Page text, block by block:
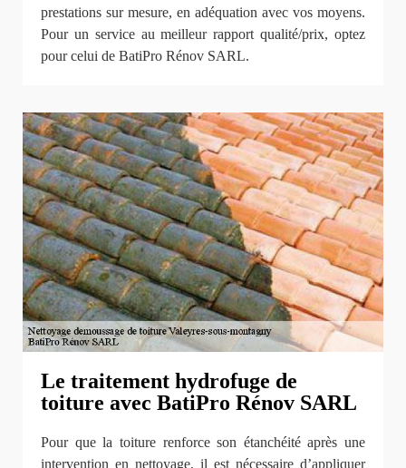
prestations sur mesure, en adéquation avec vos moyens.
Pour un service au meilleur rapport qualité/prix, optez
pour celui de BatiPro Rénov SARL.
Le traitement hydrofuge de
toiture avec BatiPro Rénov SARL
Pour que la toiture renforce son étanchéité après une
intervention en nettoyage, il est nécessaire d’appliquer